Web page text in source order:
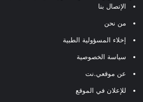
الإتصال بنا
من نحن
إخلاء المسؤولية الطبية
سياسة الخصوصية
عن موقعي.نت
للإعلان في الموقع